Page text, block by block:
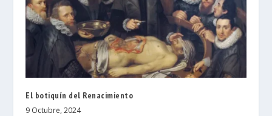
El botiquín del Renacimiento
9 Octubre, 2024